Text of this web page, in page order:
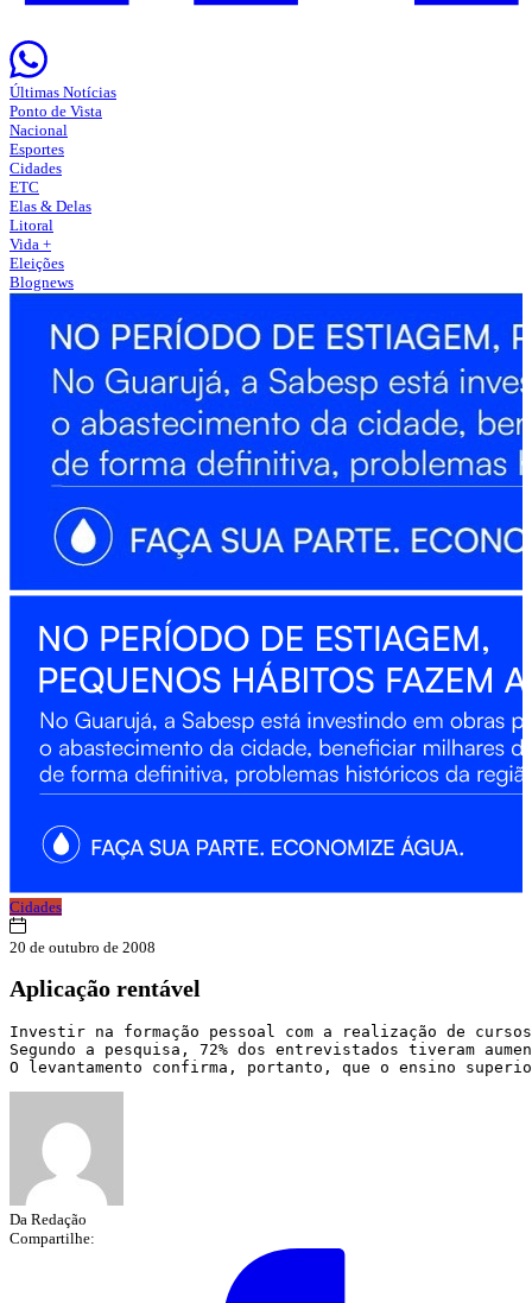
Últimas Notícias
Ponto de Vista
Nacional
Esportes
Cidades
ETC
Elas & Delas
Litoral
Vida +
Eleições
Blognews
Cidades
20 de outubro de 2008
Aplicação rentável
Investir na formação pessoal com a realização de
Segundo a pesquisa, 72% dos entrevistados tiveram
O levantamento confirma, portanto, que o ensino
Da Redação
Compartilhe: